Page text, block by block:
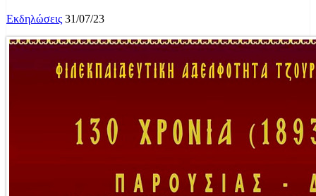
Εκδηλώσεις 31/07/23